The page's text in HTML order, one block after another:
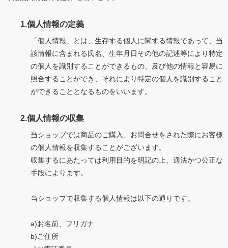
1.個人情報の定義
「個人情報」とは、生存する個人に関する情報であって、当
該情報に含まれる氏名、生年月日その他の記述等により特定
の個人を識別することができるもの、及び他の情報と容易に
照合することができ、それにより特定の個人を識別すること
ができることとなるものをいいます。
2.個人情報の収集
当ショップでは商品のご購入、お問合せをされた際にお客様
の個人情報を収集することがございます。
収集するにあたっては利用目的を明記の上、適法かつ公正な
手段によります。
当ショップで収集する個人情報は以下の通りです。
a)お名前、フリガナ
b)ご住所